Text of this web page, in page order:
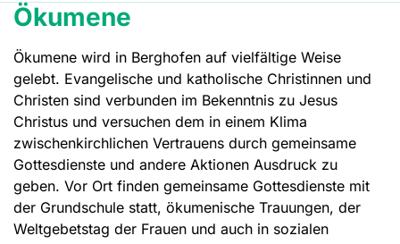
Ökumene
Ökumene wird in Berghofen auf vielfältige Weise
gelebt. Evangelische und katholische Christinnen und
Christen sind verbunden im Bekenntnis zu Jesus
Christus und versuchen dem in einem Klima
zwischenkirchlichen Vertrauens durch gemeinsame
Gottesdienste und andere Aktionen Ausdruck zu
geben. Vor Ort finden gemeinsame Gottesdienste mit
der Grundschule statt, ökumenische Trauungen, der
Weltgebetstag der Frauen und auch in sozialen